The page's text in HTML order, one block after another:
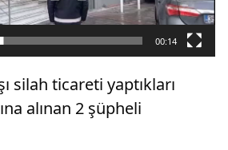
00:14
silah ticareti yaptıkları
alınan 2 şüpheli